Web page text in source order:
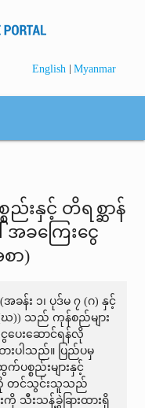
English | Myanmar
ည်းနှင့် တိရစ္ဆာန်
အခကြေးငွေ
ာ)
န်း ၁၊ ပုဒ်မ ၇ (ဂ) နှင့်
(ဃ)) သည် ကုန်စည်များ
ေးဆောင်ရန်လို
ားပါသည်။ ပြည်ပမှ
က်ပစ္စည်းများနှင့်
းကို တင်သွင်းသူသည်
သီးသန့်ခွဲခြားထားရှိ